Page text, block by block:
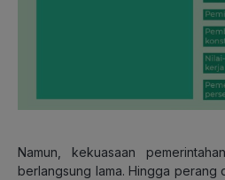
Namun, kekuasaan
berlangsung lama. Hingga perang